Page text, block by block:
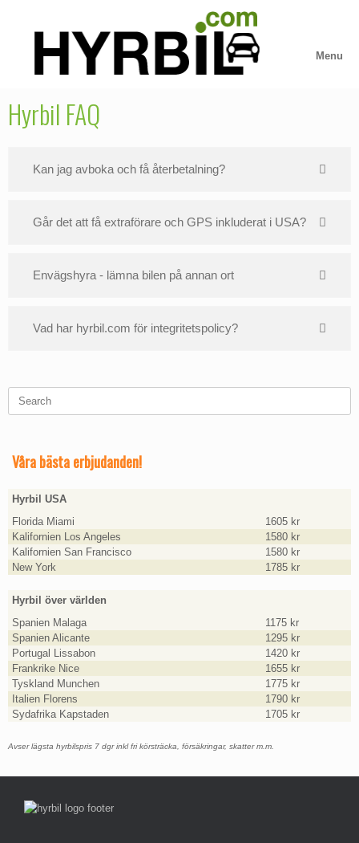
Menu
Hyrbil FAQ
Kan jag avboka och få återbetalning?
Går det att få extraförare och GPS inkluderat i USA?
Envägshyra - lämna bilen på annan ort
Vad har hyrbil.com för integritetspolicy?
Search
Våra bästa erbjudanden!
Hyrbil USA
Florida Miami
1605 kr
Kalifornien Los Angeles
1580 kr
Kalifornien San Francisco
1580 kr
New York
1785 kr
Hyrbil över världen
Spanien Malaga
1175 kr
Spanien Alicante
1295 kr
Portugal Lissabon
1420 kr
Frankrike Nice
1655 kr
Tyskland Munchen
1775 kr
Italien Florens
1790 kr
Sydafrika Kapstaden
1705 kr
Avser lägsta hyrbilspris 7 dgr inkl fri körsträcka, försäkringar, skatter m.m.